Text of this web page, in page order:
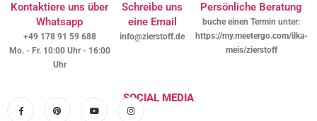
Kontaktiere uns über
Whatsapp
+49 178 91 59 688
Mo. - Fr. 10:00 Uhr - 16:00
Uhr
Schreibe uns
eine Email
info@zierstoff.de
Persönliche Beratung
buche einen Termin unter:
https://my.meetergo.com/ilka-
meis/zierstoff
SOCIAL MEDIA